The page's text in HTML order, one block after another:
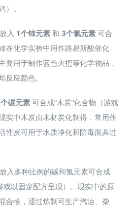
）。
入 1个铈元素和 3个氯元素可合
在化学实验中用作路易斯酸催化
要用于制作蓝色火把等化学物品，
反应颜色。
碳元素可合成“木炭”化合物（游戏
实中木炭由木材炭化制得，常用作
性炭可用于水质净化和防毒面具过
放入多种比例的碳和氢元素可合成
戏以固定配方呈现）。现实中的原
合物，通过炼制可生产汽油、柴